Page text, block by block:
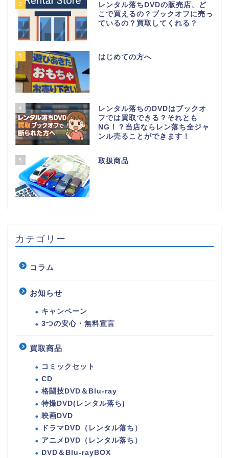
2
レンタル落ちDVDの販売店、ど
こで買えるの？ブックオフに売っ
ているの？買取してくれる？
3 はじめての方へ
4
レンタル落ちのDVDはブックオ
フでは買取できる？それとも
NG！？当店ならレン落ち全ジャ
ンル売ることができます！
5 取扱商品
カテゴリー
コラム
お知らせ
キャンペーン
3つの安心・無料宣言
買取商品
コミックセット
CD
格闘技DVD＆Blu-ray
特撮DVD(レンタル落ち)
映画DVD
ドラマDVD（レンタル落ち）
アニメDVD（レンタル落ち）
DVD＆Blu-rayBOX